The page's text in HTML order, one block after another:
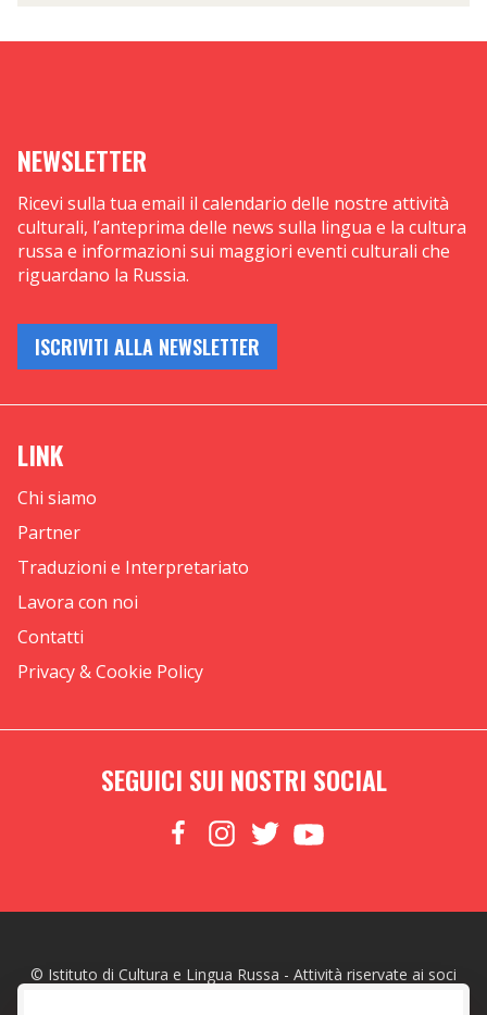
NEWSLETTER
Ricevi sulla tua email il calendario delle nostre attività
culturali, l’anteprima delle news sulla lingua e la cultura
russa e informazioni sui maggiori eventi culturali che
riguardano la Russia.
ISCRIVITI ALLA NEWSLETTER
LINK
Chi siamo
Partner
Traduzioni e Interpretariato
Lavora con noi
Contatti
Privacy & Cookie Policy
SEGUICI SUI NOSTRI SOCIAL
© Istituto di Cultura e Lingua Russa - Attività riservate ai soci